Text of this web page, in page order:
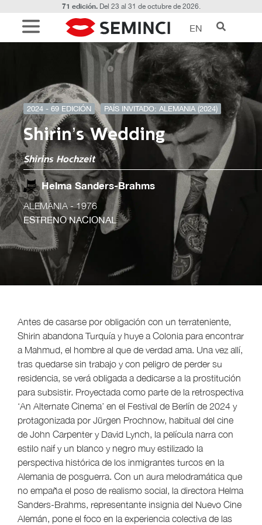
71 edición.Del 23 al 31 de octubre de 2026.
EN
2024 - 69 EDICIÓN PAÍS INVITADO: ALEMANIA (2024)
Shirin’s Wedding
Shirins Hochzeit
Helma Sanders-Brahms
ALEMANIA- 1976
ESTRENO NACIONAL
Antes de casarse por obligación con un terrateniente,
Shirin abandona Turquía y huye a Colonia para encontrar
a Mahmud, el hombre al que de verdad ama. Una vez allí,
tras quedarse sin trabajo y con peligro de perder su
residencia, se verá obligada a dedicarse a la prostitución
para subsistir. Proyectada como parte de la retrospectiva
‘An Alternate Cinema’ en el Festival de Berlín de 2024 y
protagonizada por Jürgen Prochnow, habitual del cine
de John Carpenter y David Lynch, la película narra con
estilo naif y un blanco y negro muy estilizado la
perspectiva histórica de los inmigrantes turcos en la
Alemania de posguerra. Con un aura melodramática que
no empaña el poso de realismo social, la directora Helma
Sanders-Brahms, representante insignia del Nuevo Cine
Alemán, pone el foco en la experiencia colectiva de las